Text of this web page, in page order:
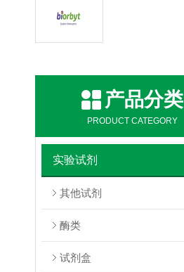
产品分类
PRODUCT CATEGORY
实验试剂
其他试剂
酶类
试剂盒